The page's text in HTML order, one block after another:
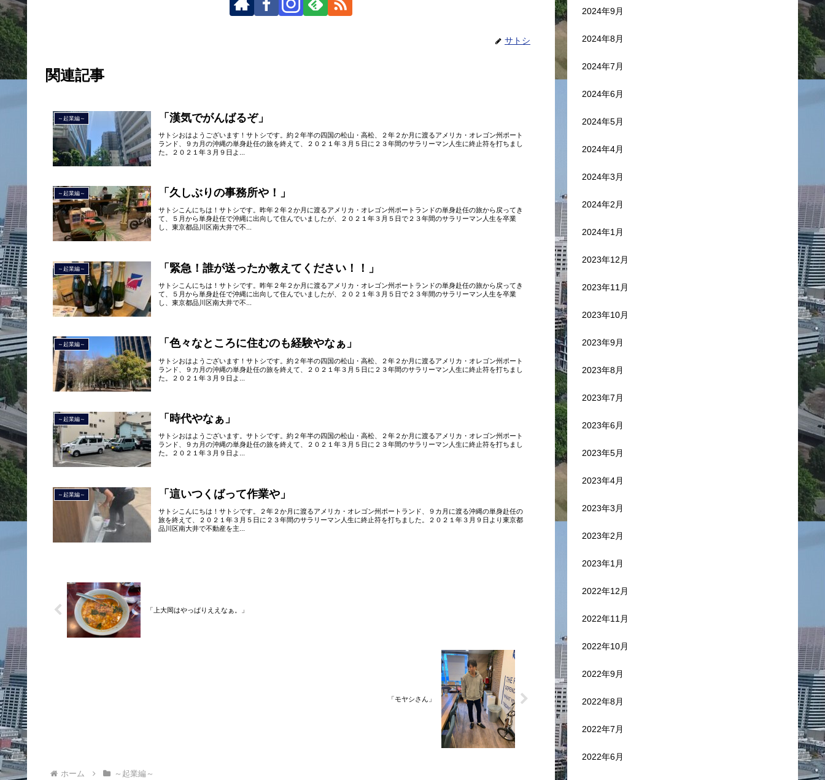
サトシ
関連記事
～起業編～ 「漢気でがんばるぞ」
サトシおはようございます！サトシです。約２年半の四国の松山・高松、２年２か月に渡るアメリカ・オレゴン州ポート
ランド、９カ月の沖縄の単身赴任の旅を終えて、２０２１年３月５日に２３年間のサラリーマン人生に終止符を打ちまし
た。２０２１年３月９日よ...
～起業編～ 「久しぶりの事務所や！」
サトシこんにちは！サトシです。昨年２年２か月に渡るアメリカ・オレゴン州ポートランドの単身赴任の旅から戻ってき
て、５月から単身赴任で沖縄に出向して住んでいましたが、２０２１年３月５日で２３年間のサラリーマン人生を卒業
し、東京都品川区南大井で不...
～起業編～ 「緊急！誰が送ったか教えてください！！」
サトシこんにちは！サトシです。昨年２年２か月に渡るアメリカ・オレゴン州ポートランドの単身赴任の旅から戻ってき
て、５月から単身赴任で沖縄に出向して住んでいましたが、２０２１年３月５日で２３年間のサラリーマン人生を卒業
し、東京都品川区南大井で不...
～起業編～ 「色々なところに住むのも経験やなぁ」
サトシおはようございます！サトシです。約２年半の四国の松山・高松、２年２か月に渡るアメリカ・オレゴン州ポート
ランド、９カ月の沖縄の単身赴任の旅を終えて、２０２１年３月５日に２３年間のサラリーマン人生に終止符を打ちまし
た。２０２１年３月９日よ...
～起業編～ 「時代やなぁ」
サトシおはようございます。サトシです。約２年半の四国の松山・高松、２年２か月に渡るアメリカ・オレゴン州ポート
ランド、９カ月の沖縄の単身赴任の旅を終えて、２０２１年３月５日に２３年間のサラリーマン人生に終止符を打ちまし
た。２０２１年３月９日よ...
～起業編～ 「這いつくばって作業や」
サトシこんにちは！サトシです。２年２か月に渡るアメリカ・オレゴン州ポートランド、９カ月に渡る沖縄の単身赴任の
旅を終えて、２０２１年３月５日に２３年間のサラリーマン人生に終止符を打ちました。２０２１年３月９日より東京都
品川区南大井で不動産を主...
「上大岡はやっぱりええなぁ。」
「モヤシさん」
ホーム ～起業編～
2024年9月
2024年8月
2024年7月
2024年6月
2024年5月
2024年4月
2024年3月
2024年2月
2024年1月
2023年12月
2023年11月
2023年10月
2023年9月
2023年8月
2023年7月
2023年6月
2023年5月
2023年4月
2023年3月
2023年2月
2023年1月
2022年12月
2022年11月
2022年10月
2022年9月
2022年8月
2022年7月
2022年6月